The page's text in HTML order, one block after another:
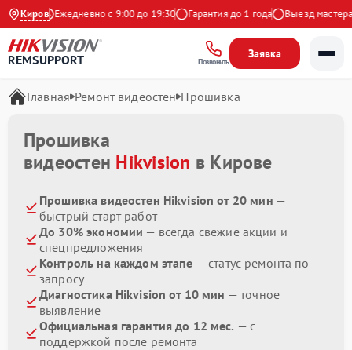
КировЕжедневно с 9:00 до 19:30 Гарантия до 1 года Выезд мастера
REMSUPPORT Позвонить
Заявка
Главная Ремонт видеостен Прошивка
Прошивка
видеостен Hikvision в Кирове
Прошивка видеостен Hikvision от 20 мин —
быстрый старт работ
До 30% экономии — всегда свежие акции и
спецпредложения
Контроль на каждом этапе — статус ремонта по
запросу
Диагностика Hikvision от 10 мин — точное
выявление
Официальная гарантия до 12 мес. — с
поддержкой после ремонта